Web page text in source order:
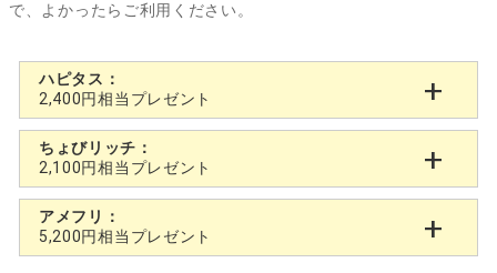
で、よかったらご利用ください。
ハピタス：
2,400円相当プレゼント
ちょびリッチ：
2,100円相当プレゼント
アメフリ：
5,200円相当プレゼント